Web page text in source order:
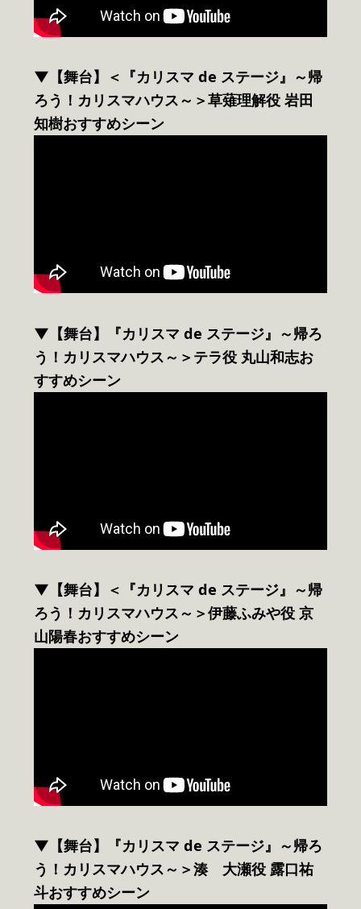
▼ 【舞台】＜『カリスマ de ステージ』～帰
ろう！カリスマハウス～＞草薙理解役 岩田
知樹おすすめシーン
▼ 【舞台】『カリスマ de ステージ』～帰ろ
う！カリスマハウス～＞テラ役 丸山和志お
すすめシーン
▼ 【舞台】＜『カリスマ de ステージ』～帰
ろう！カリスマハウス～＞伊藤ふみや役 京
山陽春おすすめシーン
▼【舞台】『カリスマ de ステージ』～帰ろ
う！カリスマハウス～＞湊 大瀬役 露口祐
斗おすすめシーン